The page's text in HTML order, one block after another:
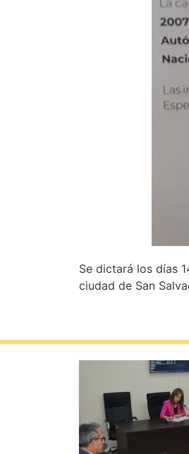
Se dictará los días
ciudad de San